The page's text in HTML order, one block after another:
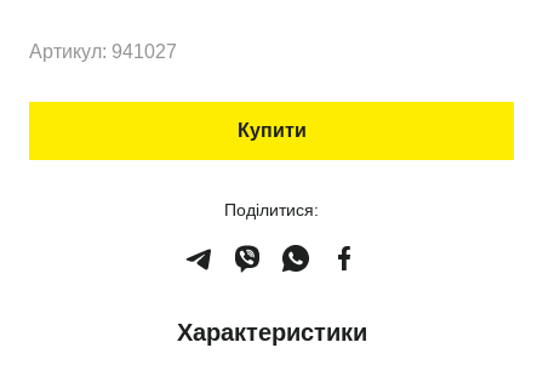
Артикул: 941027
Купити
Поділитися:
Характеристики